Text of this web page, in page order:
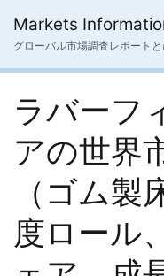
ス
Markets
グローバル市場調査レポートと
ラバーフ
アの世界
（ゴム
度ロール